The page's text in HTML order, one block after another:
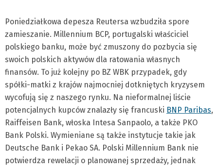
Poniedziałkowa depesza Reutersa wzbudziła spore
zamieszanie. Millennium BCP, portugalski właściciel
polskiego banku, może być zmuszony do pozbycia się
swoich polskich aktywów dla ratowania własnych
finansów. To już kolejny po BZ WBK przypadek, gdy
spółki-matki z krajów najmocniej dotkniętych kryzysem
wycofują się z naszego rynku. Na nieformalnej liście
potencjalnych kupców znalazły się francuski BNP Paribas,
Raiffeisen Bank, włoska Intesa Sanpaolo, a także PKO
Bank Polski. Wymieniane są także instytucje takie jak
Deutsche Bank i Pekao SA. Polski Millennium Bank nie
potwierdza rewelacji o planowanej sprzedaży, jednak